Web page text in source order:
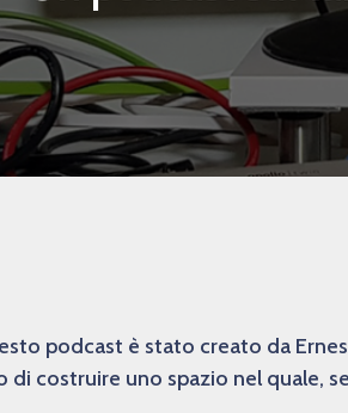
podcast è stato creato da
di costruire uno spazio nel